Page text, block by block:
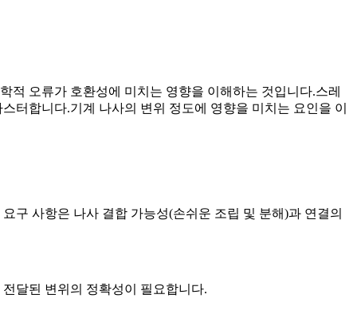
적 오류가 호환성에 미치는 영향을 이해하는 것입니다.스레
터합니다.기계 나사의 변위 정도에 영향을 미치는 요인을 이
구 사항은 나사 결합 가능성(손쉬운 조립 및 분해)과 연결의
달된 변위의 정확성이 필요합니다.